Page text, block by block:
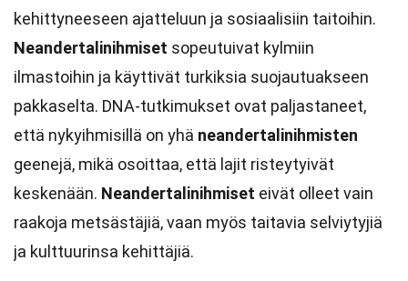
kehittyneeseen ajatteluun ja sosiaalisiin taitoihin.
Neandertalinihmiset sopeutuivat kylmiin
ilmastoihin ja käyttivät turkiksia suojautuakseen
pakkaselta. DNA-tutkimukset ovat paljastaneet,
että nykyihmisillä on yhä neandertalinihmisten
geenejä, mikä osoittaa, että lajit risteytyivät
keskenään. Neandertalinihmiset eivät olleet vain
raakoja metsästäjiä, vaan myös taitavia selviytyjiä
ja kulttuurinsa kehittäjiä.